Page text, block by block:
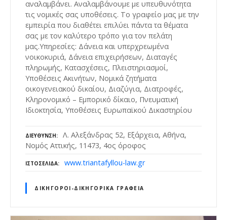
αναλαμβάνει. Αναλαμβάνουμε με υπευθυνότητα
τις νομικές σας υποθέσεις. Το γραφείο μας με την
εμπειρία που διαθέτει επιλύει πάντα τα θέματα
σας με τον καλύτερο τρόπο για τον πελάτη
μας.Υπηρεσίες: Δάνεια και υπερχρεωμένα
νοικοκυριά, Δάνεια επιχειρήσεων, Διαταγές
πληρωμής, Κατασχέσεις, Πλειστηριασμοί,
Υποθέσεις Ακινήτων, Νομικά ζητήματα
οικογενειακού δικαίου, Διαζύγια, Διατροφές,
Κληρονομικό – Εμπορικό δίκαιο, Πνευματική
Ιδιοκτησία, Υποθέσεις Ευρωπαϊκού Δικαστηρίου
ΔΙΕΎΘΥΝΣΗ
Λ. Αλεξάνδρας 52, Εξάρχεια, Αθήνα,
Νομός Αττικής, 11473, 4ος όροφος
ΙΣΤΟΣΕΛΊΔΑ www.triantafyllou-law.gr
ΔΙΚΗΓΌΡΟΙ-ΔΙΚΗΓΟΡΙΚΆ ΓΡΑΦΕΊΑ